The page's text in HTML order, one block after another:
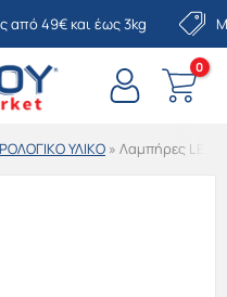
από 49€ και έως 3kg
ΥΛΙΚΟ » Λαμπήρες LED